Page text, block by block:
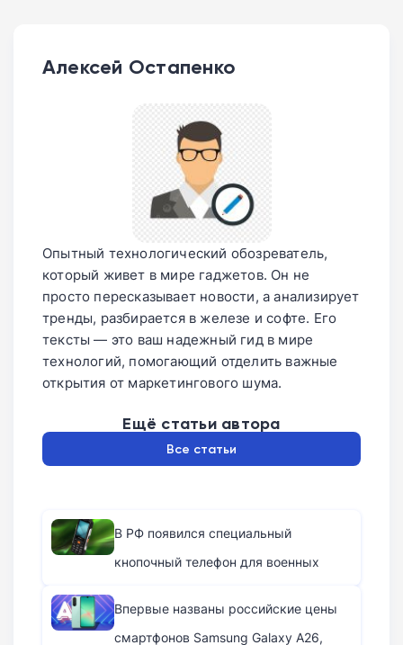
Алексей Остапенко
Опытный технологический обозреватель,
который живет в мире гаджетов. Он не
просто пересказывает новости, а анализирует
тренды, разбирается в железе и софте. Его
тексты — это ваш надежный гид в мире
технологий, помогающий отделить важные
открытия от маркетингового шума.
Ещё статьи автора
Все статьи
В РФ появился специальный
кнопочный телефон для военных
Впервые названы российские цены
смартфонов Samsung Galaxy A26,